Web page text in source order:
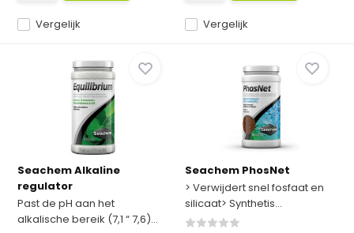
Vergelijk Vergelijk
Seachem Alkaline
regulator
Past de pH aan het
alkalische bereik (7,1 “ 7,6)...
Seachem PhosNet
> Verwijdert snel fosfaat en
silicaat> Synthetis...